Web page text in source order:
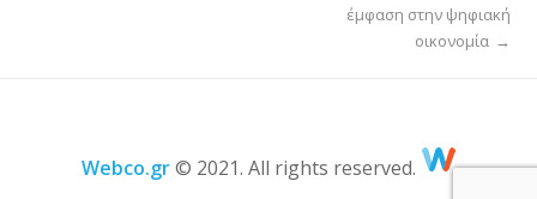
έμφαση στην ψηφιακή
οικονομία →
Webco.gr© 2021. All rights reserved.